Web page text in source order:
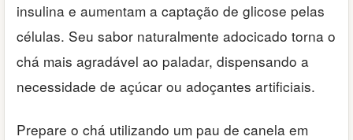
insulina e aumentam a captação de glicose pelas
células. Seu sabor naturalmente adocicado torna o
chá mais agradável ao paladar, dispensando a
necessidade de açúcar ou adoçantes artificiais.
Prepare o chá utilizando um pau de canela em